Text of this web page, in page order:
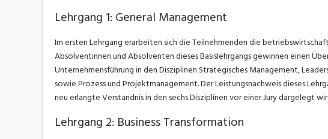
Lehrgang 1: General Management
Im ersten Lehrgang erarbeiten sich die Teilnehmenden die
Absolventinnen und Absolventen dieses Basislehrgangs gewinnen einen
Unternehmensführung in den Disziplinen Strategisches Management,
sowie Prozess und Projektmanagement. Der Leistungsnachweis dieses
neu erlangte Verständnis in den sechs Disziplinen vor einer Jury dargelegt
Lehrgang 2: Business Transformation